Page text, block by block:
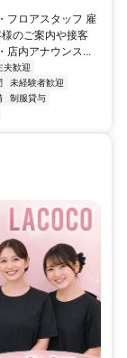
フロアスタッフ 雇
のご案内や接客
店内アナウンス...
夫歓迎
未経験者歓迎
制服貸与